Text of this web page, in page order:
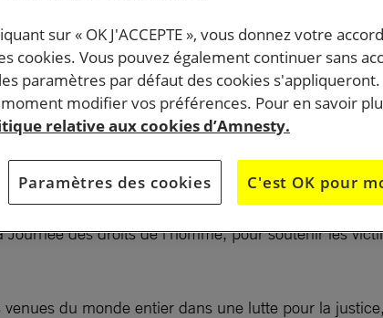
d’effondrement climatique et d’érosion du droit
des droits de l’homme, pour soutenir les
du monde entier dans une lutte pour la
sur « OK J'ACCEPTE », vous donnez votre
cookies. Vous pouvez également continuer sans
paramètres par défaut des cookies s'appliqueront.
modifier vos préférences. Pour en savoir
relative aux cookies d’Amnesty.
Paramètres des cookies C'est OK pour